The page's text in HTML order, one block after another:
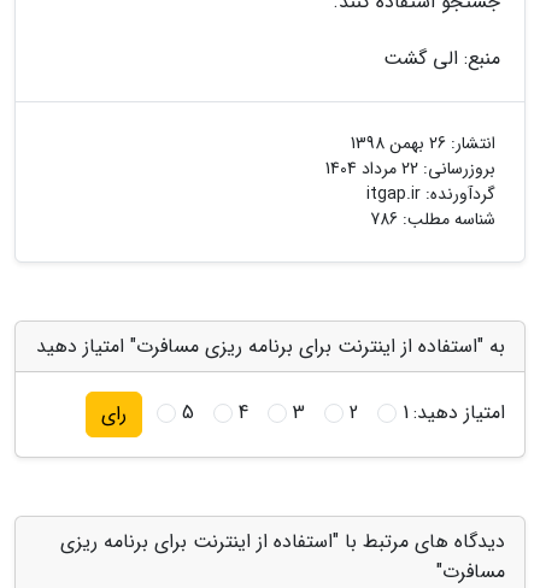
منبع: الی گشت
انتشار: 26 بهمن 1398
بروزرسانی: 22 مرداد 1404
گردآورنده: itgap.ir
شناسه مطلب: 786
به "استفاده از اینترنت برای برنامه ریزی مسافرت" امتیاز دهید
امتیاز دهید:1
2
3
4
5 رای
دیدگاه های مرتبط با "استفاده از اینترنت برای برنامه ریزی
مسافرت"